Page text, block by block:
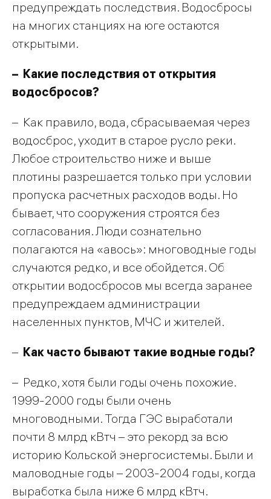
предупреждать последствия. Водосбросы
на многих станциях на юге остаются
открытыми.
– Какие последствия от открытия
водосбросов?
– Как правило, вода, сбрасываемая через
водосброс, уходит в старое русло реки.
Любое строительство ниже и выше
плотины разрешается только при условии
пропуска расчетных расходов воды. Но
бывает, что сооружения строятся без
согласования. Люди сознательно
полагаются на «авось»: многоводные годы
случаются редко, и все обойдется. Об
открытии водосбросов мы всегда заранее
предупреждаем администрации
населенных пунктов, МЧС и жителей.
– Как часто бывают такие водные годы?
– Редко, хотя были годы очень похожие.
1999-2000 годы были очень
многоводными. Тогда ГЭС выработали
почти 8 млрд кВтч – это рекорд за всю
историю Кольской энергосистемы. Были и
маловодные годы – 2003-2004 годы, когда
выработка была ниже 6 млрд кВтч.